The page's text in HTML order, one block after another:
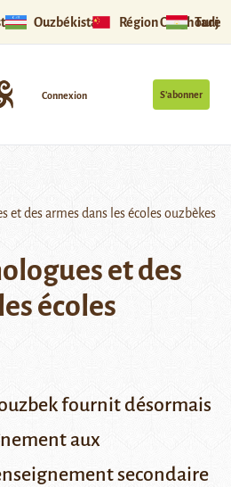
Ouzbékistan Région Ouïghoure
S’abonner
Connexion
et des armes dans les écoles ouzbèkes
et des
écoles
fournit désormais
aux
secondaire